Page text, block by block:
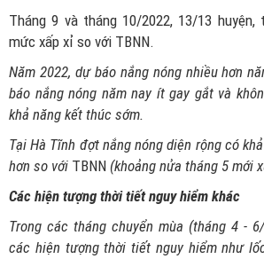
Tháng 9 và tháng 10/2022, 13/13
mức xấp xỉ so với TBNN.
Năm 2022, dự báo nắng nóng nhiều hơn
báo nắng nóng năm nay ít gay gắt và
khả năng kết thúc sớm.
Tại Hà Tĩnh đợt nắng nóng diện rộng có
hơn so với TBNN (khoảng nửa tháng 5 mới
Các hiện tượng thời tiết nguy hiểm khác
Trong các tháng chuyển mùa (tháng 4 -
các hiện tượng thời tiết nguy hiểm như